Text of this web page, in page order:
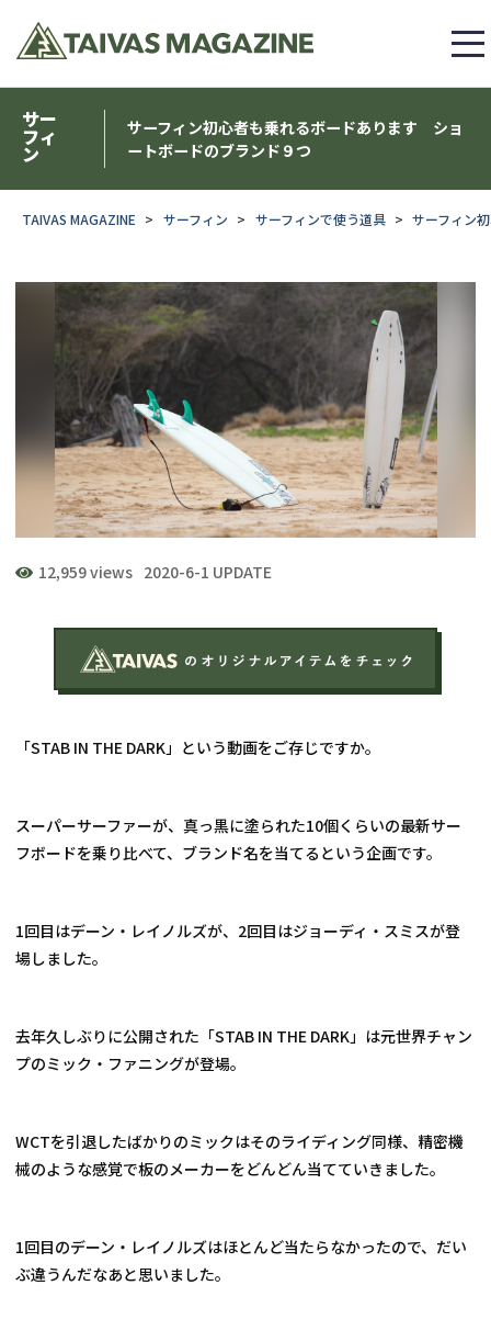
サー
フィ
ン
サーフィン初心者も乗れるボードあります ショ
ートボードのブランド９つ
TAIVAS MAGAZINE サーフィン サーフィンで使う道具 サーフィン
12,959 views 2020-6-1 UPDATE
「STAB IN THE DARK」という動画をご存じですか。
スーパーサーファーが、真っ黒に塗られた10個くらいの最新サー
フボードを乗り比べて、ブランド名を当てるという企画です。
1回目はデーン・レイノルズが、2回目はジョーディ・スミスが登
場しました。
去年久しぶりに公開された「STAB IN THE DARK」は元世界チャン
プのミック・ファニングが登場。
WCTを引退したばかりのミックはそのライディング同様、精密機
械のような感覚で板のメーカーをどんどん当てていきました。
1回目のデーン・レイノルズはほとんど当たらなかったので、だい
ぶ違うんだなあと思いました。